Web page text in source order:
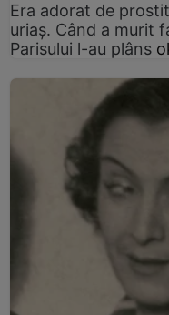
Era adorat de
uriaș. Când a murit
Parisului l-au plâns